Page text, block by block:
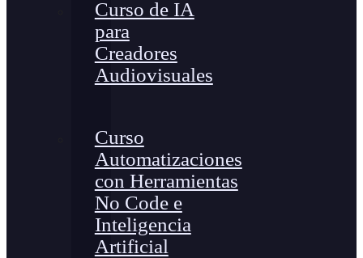
Curso de IA
para
Creadores
Audiovisuales
Curso
Automatizaciones
con Herramientas
No Code e
Inteligencia
Artificial